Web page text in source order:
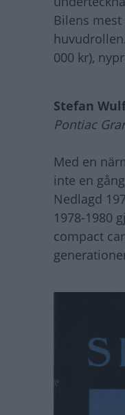
Bilens
000 kr),
Stefan
Pontiac
Med en
inte en
Nedlagd
1978-1980
compact